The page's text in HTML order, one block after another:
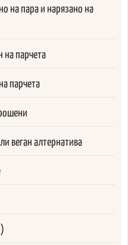
на пара и нарязано на
на парчета
парчета
веган алтернатива